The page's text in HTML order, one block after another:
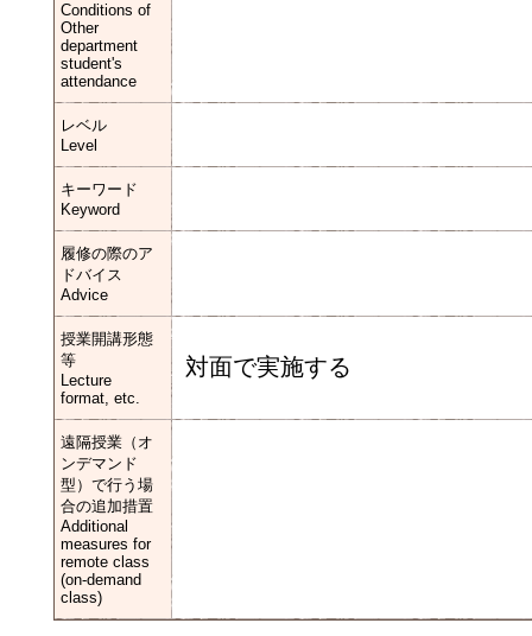
Conditions of
Other
department
student's
attendance
レベル
Level
キーワード
Keyword
履修の際のア
ドバイス
Advice
授業開講形態
等
Lecture
format, etc.
対面で実施する
遠隔授業（オ
ンデマンド
型）で行う場
合の追加措置
Additional
measures for
remote class
(on-demand
class)